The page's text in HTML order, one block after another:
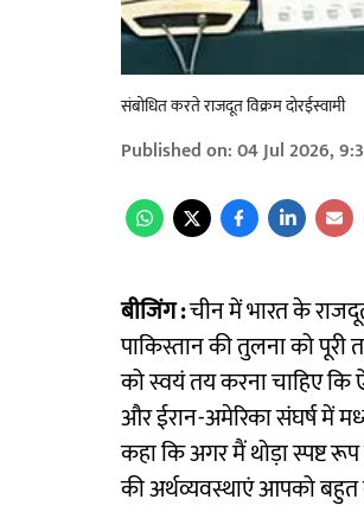
संबोधित करते राजदूत विक्रम दोरईस्वामी
Published on:04 Jul 2026,
बीजिंग :चीन में भारत के
पाकिस्तान की तुलना को
को स्वयं तय करना चाहिए कि
और ईरान-अमेरिका संघर्ष में
कहा कि अगर मैं थोड़ा स्पष्ट
की अर्थव्यवस्थाएं आपको